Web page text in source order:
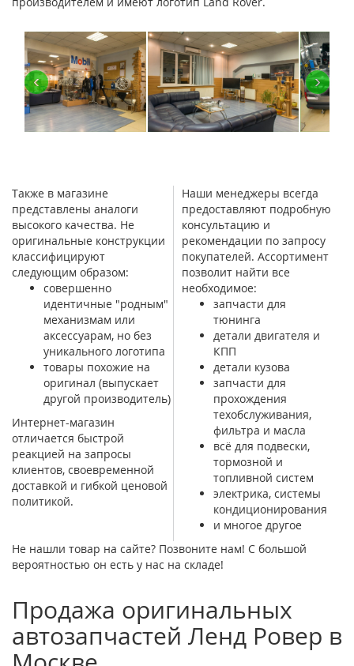
‹ ›
Также в магазине
представлены аналоги
высокого качества. Не
оригинальные конструкции
классифицируют
следующим образом:
совершенно
идентичные "родным"
механизмам или
аксессуарам, но без
уникального логотипа
товары похожие на
оригинал (выпускает
другой производитель)
Интернет-магазин
отличается быстрой
реакцией на запросы
клиентов, своевременной
доставкой и гибкой ценовой
политикой.
Наши менеджеры всегда
предоставляют подробную
консультацию и
рекомендации по запросу
покупателей. Ассортимент
позволит найти все
необходимое:
запчасти для
тюнинга
детали двигателя и
КПП
детали кузова
запчасти для
прохождения
техобслуживания,
фильтра и масла
всё для подвески,
тормозной и
топливной систем
электрика, системы
кондиционирования
и многое другое
Не нашли товар на сайте? Позвоните нам! С большой
вероятностью он есть у нас на складе!
Продажа оригинальных
автозапчастей Ленд Ровер в